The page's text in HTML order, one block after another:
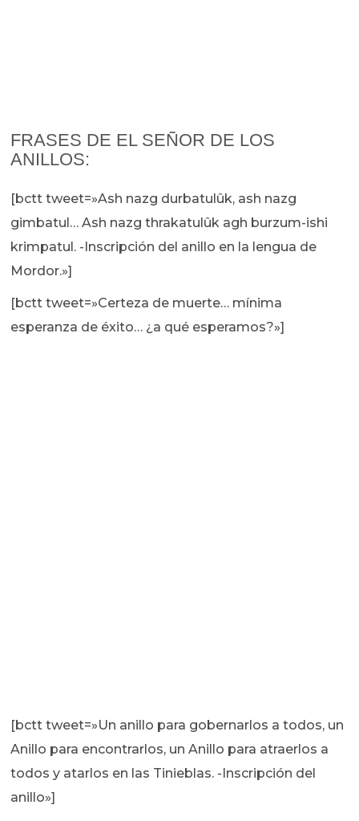
FRASES DE EL SEÑOR DE LOS
ANILLOS:
[bctt tweet=»Ash nazg durbatulûk, ash nazg
gimbatul… Ash nazg thrakatulûk agh burzum-ishi
krimpatul. -Inscripción del anillo en la lengua de
Mordor.»]
[bctt tweet=»Certeza de muerte… mínima
esperanza de éxito… ¿a qué esperamos?»]
[bctt tweet=»Un anillo para gobernarlos a todos, un
Anillo para encontrarlos, un Anillo para atraerlos a
todos y atarlos en las Tinieblas. -Inscripción del
anillo»]